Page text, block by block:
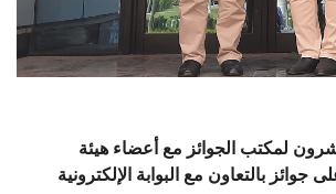
الدراسات العليا
الموظفون
لمكتب الجوائز مع أعضاء هيئة
جوائز بالتعاون مع البوابة الإلكترونية